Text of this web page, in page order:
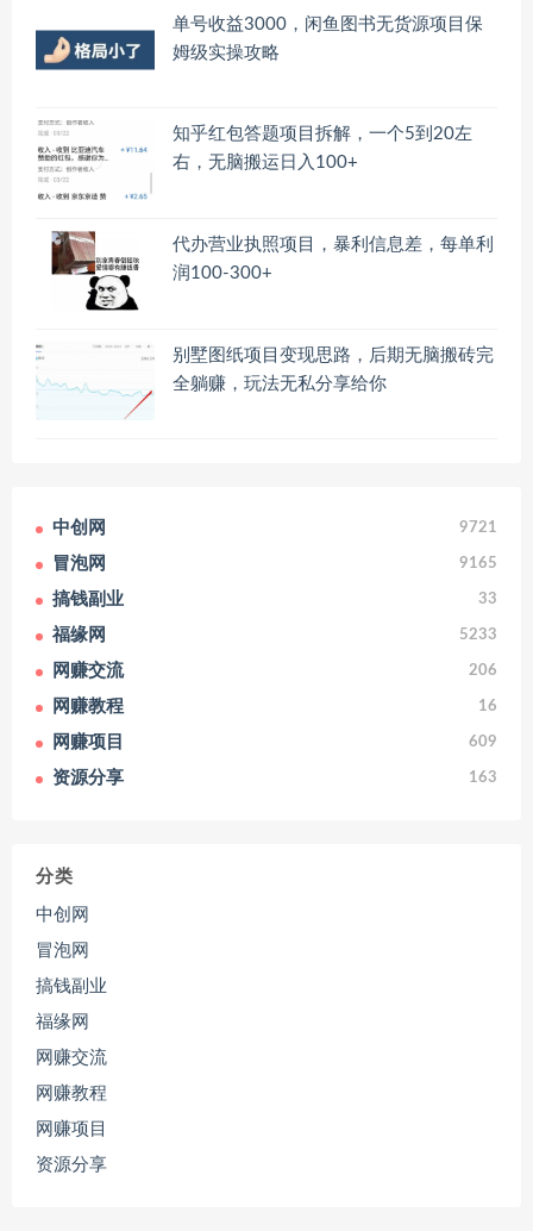
单号收益3000，闲鱼图书无货源项目保
姆级实操攻略
知乎红包答题项目拆解，一个5到20左
右，无脑搬运日入100+
代办营业执照项目，暴利信息差，每单利
润100-300+
别墅图纸项目变现思路，后期无脑搬砖完
全躺赚，玩法无私分享给你
中创网 9721
冒泡网 9165
搞钱副业 33
福缘网 5233
网赚交流 206
网赚教程 16
网赚项目 609
资源分享 163
分类
中创网
冒泡网
搞钱副业
福缘网
网赚交流
网赚教程
网赚项目
资源分享